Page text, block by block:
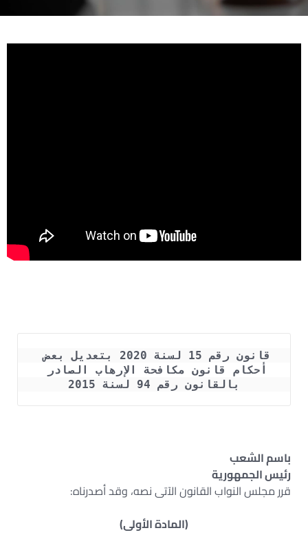
قانون رقم 15 لسنة 2020 بتعديل بعض
بالقانون رقم 94 لسنة 2015
باسم الشعب
رئيس الجمهورية
قرر مجلس النواب القانون الآتى نصه، وقد أصدرناه:
(المادة الأولى)